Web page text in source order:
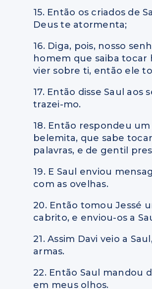
15. Então os criados de
Deus te atormenta;
16. Diga, pois, nosso
homem que saiba tocar
vier sobre ti, então ele
17. Então disse Saul aos
trazei-mo.
18. Então respondeu
belemita, que sabe
palavras, e de gentil
19. E Saul enviou
com as ovelhas.
20. Então tomou Jessé
cabrito, e enviou-os a
21. Assim Davi veio a
armas.
22. Então Saul mandou
em meus olhos.